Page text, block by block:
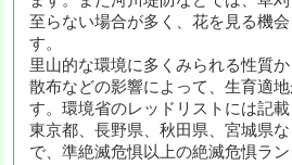
至らない場合が多く、花を見る機
す。
里山的な環境に多くみられる性質
散布などの影響によって、生育適
す。環境省のレッドリストには記載
東京都、長野県、秋田県、宮城県
で、準絶滅危惧以上の絶滅危惧ラ